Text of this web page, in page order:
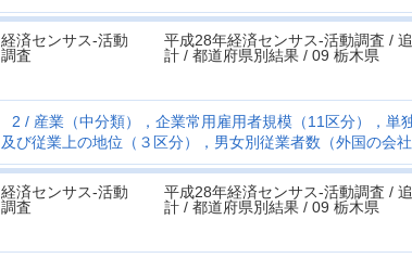
経済センサス‐活動
調査
平成28年経済センサス‐活動調査 /
計 / 都道府県別結果 / 09 栃木県
2
産業（中分類），企業常用雇用者規模（11区分），
及び従業上の地位（３区分），男女別従業者数（外国の会
経済センサス‐活動
調査
平成28年経済センサス‐活動調査 /
計 / 都道府県別結果 / 09 栃木県